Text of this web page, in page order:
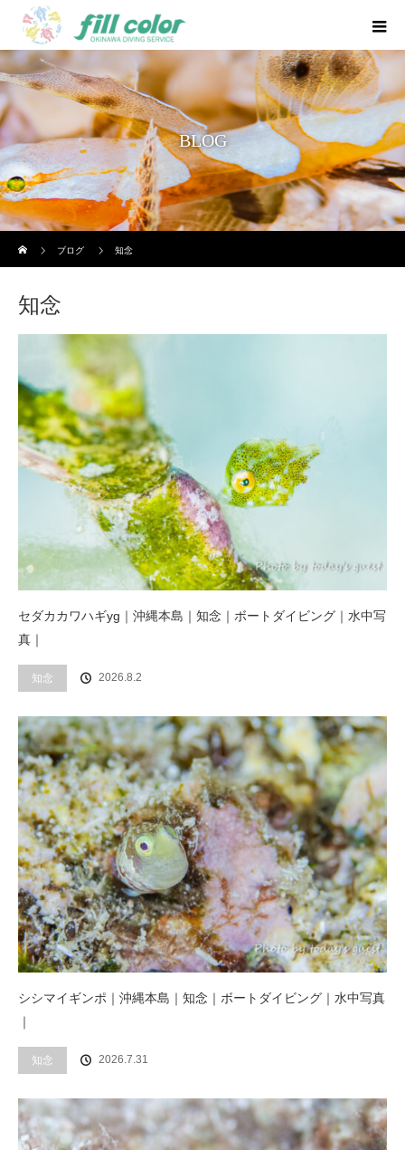
BLOG
ブログ
知念
知念
セダカカワハギyg｜沖縄本島｜知念｜ボートダイビング｜水中写
真｜
知念 2026.8.2
シシマイギンポ｜沖縄本島｜知念｜ボートダイビング｜水中写真
｜
知念 2026.7.31